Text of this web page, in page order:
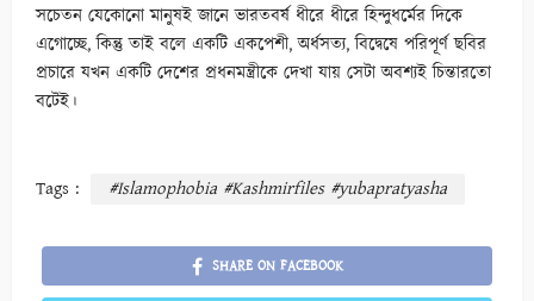
সচেতন যেকোনো মানুষই জানে ভারতবর্ষ ধীরে ধীরে হিন্দুধর্মের দিকে
এগোচ্ছে, কিন্তু তাই বলে একটি একপেশী, অর্ধসত্য, বিদ্বেষে পরিপূর্ণ ছবির
প্রচারে যখন একটি দেশের প্রধনমন্ত্রীকে দেখা যায় সেটা অবশ্যই চিন্তারতো
বটেই।
Tags : #Islamophobia #Kashmirfiles #yubapratyasha
SHARE ON FACEBOOK